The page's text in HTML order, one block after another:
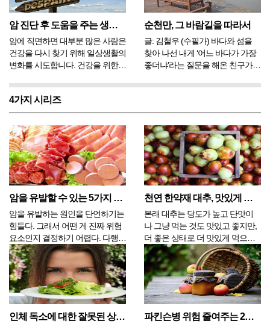
온 암의 원인에 대한 거의 모든 이
론은 크게 ...
뱃속을 볼 수 있도록 다시 그립니
다. 욕심 많은 뱀의 뱃속...
암 진단 후 도움을 주는 생활 습관, 6가지
암에 직면하면 대부분 많은 사람은
건강을 다시 찾기 위해 일상생활의
변화를 시도합니다. 건강을 위한
는 암 재발 우려를 줄어들게 만들
고, 또 어떤 사람은 특히, 더 진행
정도가 심한 중증 환자는 병원 치
료를 더 수월하게 지낼 수 있게 만
들기도 합니...
순천만, 그 바람길을 따라서
글: 김철우 (수필가) 바다와 섬을
찾아 나선 내게 ‘어느 바다가 가장
좋더냐’라는 질문을 해온 친구가
어느 바다가 뭐가 그리 중요하냐고
석 돌아보고 싶은 바다를 고르라는
질문이었다면 크게 주저하지 않고
남해를 선택...
4가지 시리즈
암을 유발할 수 있는 5가지 식품
암을 유발하는 원인을 단언하기는
힘들다. 그래서 어떤 게 진짜 위험
요소인지 결정하기 어렵다. 다행인
것은 음식에 관한 한, 암과 관련된
구체적인 종류가 그렇게 많지 않다
는 것이다. 몸무게에 영향을 미치
는 음식의 열량은 다른 문제가 될
수도 있지만, 일반적으로 식품은
흡연, 방사선 또는 ...
천연 한약재 대추, 맛있게 먹으려면
본래 대추는 당도가 높고 단맛이
나 그냥 먹는 것도 맛있고 좋지만,
더 좋은 상태로 더 맛있게 먹으려
면 적절한 방법으로 손질하고 보관
하는 게 중요하다. 대추는 결실기
인 9~10월에 완전히 성숙하여 적
갈색을 띤 것을 채취하여 햇볕에
잘 말려 습기가 없고 건조한 곳에
보관하면서 필요할 때마...
인체 독소에 대한 잘못된 상식 4가지 파킨슨병 위험 줄여주는 2가지 비타민